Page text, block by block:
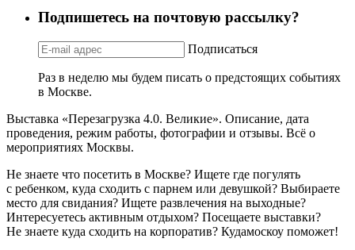
Подпишетесь на почтовую рассылку?
Подписаться
Раз в неделю мы будем писать о предстоящих событиях
в Москве.
Выставка «Перезагрузка 4.0. Великие». Описание, дата
проведения, режим работы, фотографии и отзывы. Всё о
мероприятиях Москвы.
Не знаете что посетить в Москве? Ищете где погулять
с ребенком, куда сходить с парнем или девушкой? Выбираете
место для свидания? Ищете развлечения на выходные?
Интересуетесь активным отдыхом? Посещаете выставки?
Не знаете куда сходить на корпоратив? Кудамоскоу поможет!